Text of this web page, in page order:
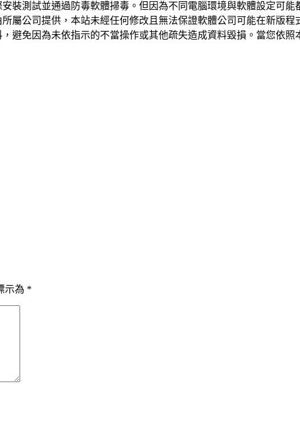
裝測試並通過防毒軟體掃毒。但因為不同電腦環境與軟體設定可
屬公司提供，本站未經任何修改且無法保證軟體公司可能在新版
避免因為未依指示的不當操作或其他疏失造成資料毀損。當您依
示為 *